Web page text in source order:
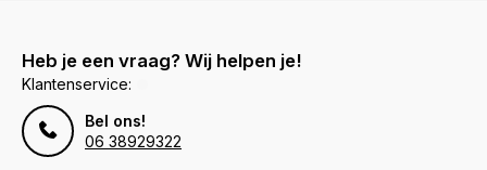
Heb je een vraag? Wij helpen je!
Klantenservice:
Bel ons!
06 38929322